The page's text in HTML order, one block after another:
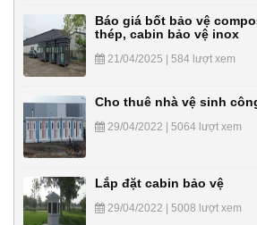
Báo giá bốt bảo vệ
thép, cabin bảo vệ inox
21/04/2025 | 584 lượt xem
Cho thuê nhà vệ sinh
29/04/2022 | 5064 lượt xem
Lắp đặt cabin bảo vệ
29/04/2022 | 5008 lượt xem